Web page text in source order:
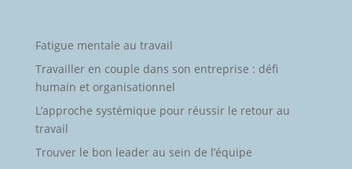
Fatigue mentale au travail
Travailler en couple dans son entreprise : défi
humain et organisationnel
L’approche systémique pour réussir le retour au
travail
Trouver le bon leader au sein de l’équipe